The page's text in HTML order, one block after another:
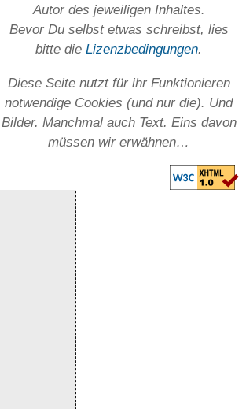
Autor des jeweiligen In­haltes.
Bevor Du selbst etwas schreibst, lies
bitte dieLizenz­bedingungen.
Diese Seite nutzt für ihr Funktionieren
notwendige Cookies (und nur die). Und
Bilder. Manchmal auch Text. Eins davon
müssen wir erwähnen…